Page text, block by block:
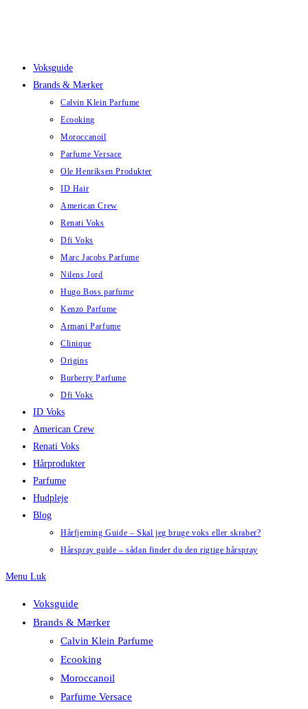
Voksguide
Brands & Mærker
Calvin Klein Parfume
Ecooking
Moroccanoil
Parfume Versace
Ole Henriksen Produkter
ID Hair
American Crew
Renati Voks
Dfi Voks
Marc Jacobs Parfume
Nilens Jord
Hugo Boss parfume
Kenzo Parfume
Armani Parfume
Clinique
Origins
Burberry Parfume
Dfi Voks
ID Voks
American Crew
Renati Voks
Hårprodukter
Parfume
Hudpleje
Blog
Hårfjerning Guide – Skal jeg bruge voks eller skraber?
Hårspray guide – sådan finder du den rigtige hårspray
Menu Luk
Voksguide
Brands & Mærker
Calvin Klein Parfume
Ecooking
Moroccanoil
Parfume Versace